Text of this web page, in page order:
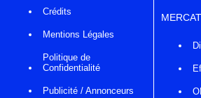
Crédits
Mentions Légales
Politique de
Confidentialité
Publicité / Annonceurs